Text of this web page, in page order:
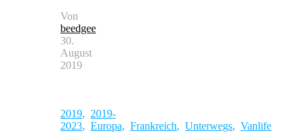
Von
beedgee
30.
August
2019
2019, 2019-
2023, Europa, Frankreich, Unterwegs, Vanlife